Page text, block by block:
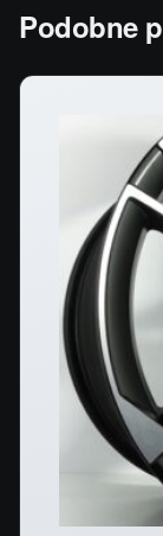
Podobne